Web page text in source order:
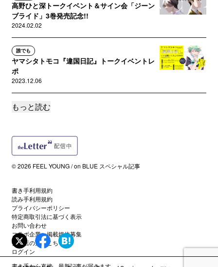
高野ひと深トークイベント＆サイン会「ジーン
ブライド」3巻発売記念!!
2024.02.02
誰でも
ヤマシタトモコ『違国日記』トークイベントレ
ポ
2023.12.06
誰でも
2023.09.05
じゃんぽ〜る西「モンプチ 嫁はフランス人」発
2023.08.29
誰でも
「午前3時の不協和音」発売記念、ねむようこイ
ンタビュー！
2023.08.15
もっと読む
© 2026 FEEL YOUNG / on BLUE スペシャル記事
書き手利用規約
読み手利用規約
プライバシーポリシー
特定商取引法に基づく表示
お問い合わせ
コラボ企業・掲載媒体募集
代理店の方はこちら
ログイン